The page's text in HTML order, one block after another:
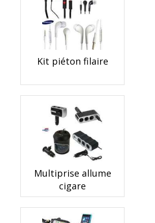
Kit piéton filaire
Multiprise allume
cigare